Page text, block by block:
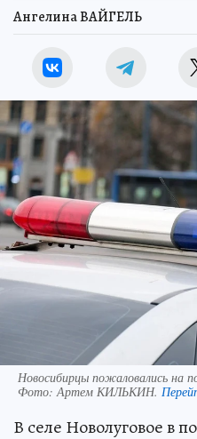
Ангелина ВАЙГЕЛЬ
Новосибирцы пожаловались на
Фото: Артем КИЛЬКИН.
В селе Новолуговое в